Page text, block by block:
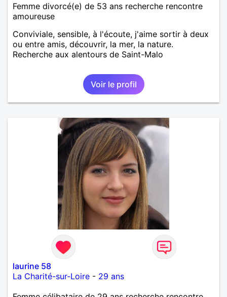
Femme divorcé(e) de 53 ans recherche rencontre
amoureuse
Conviviale, sensible, à l'écoute, j'aime sortir à deux
ou entre amis, découvrir, la mer, la nature.
Recherche aux alentours de Saint-Malo
Voir le profil
laurine 58
La Charité-sur-Loire - 29 ans